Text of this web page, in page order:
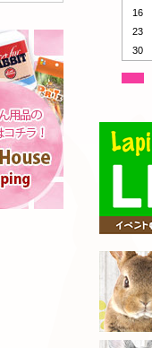
16
23
30